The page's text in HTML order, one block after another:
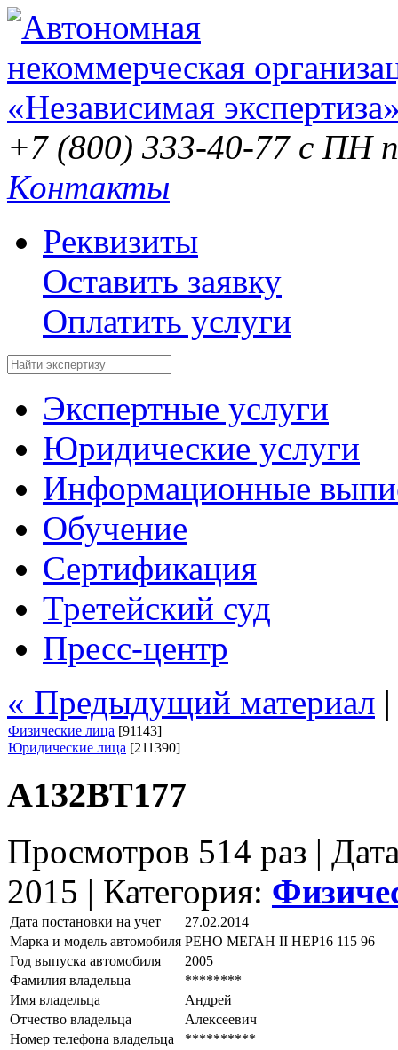
+7 (800) 333-40-77 с ПН
Контакты
Реквизиты
Оставить заявку
Оплатить услуги
Экспертные услуги
Юридические услуги
Информационные
Обучение
Сертификация
Третейский суд
Пресс-центр
« Предыдущий материал
Физические лица [91143]
Юридические лица [211390]
А132ВТ177
Просмотров 514 раз |
2015 | Категория:
Дата постановки на учет
27.02.2014
Марка и модель автомобиля РЕНО МЕГАН II НЕР16 115 96
Год выпуска автомобиля
2005
Фамилия владельца
********
Имя владельца
Андрей
Отчество владельца
Алексеевич
Номер телефона владельца
**********